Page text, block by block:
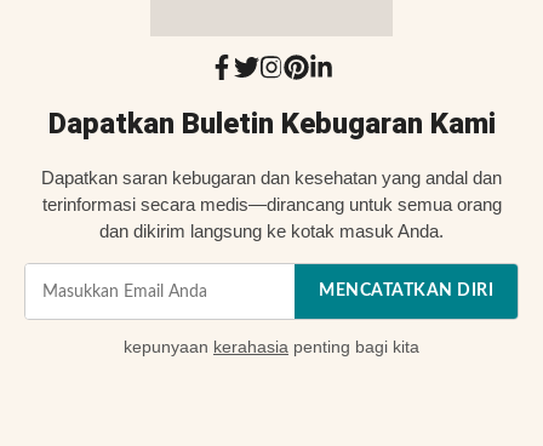
Dapatkan Buletin Kebugaran Kami
Dapatkan saran kebugaran dan kesehatan yang andal dan
terinformasi secara medis—dirancang untuk semua orang
dan dikirim langsung ke kotak masuk Anda.
MENCATATKAN DIRI
kepunyaan kerahasia penting bagi kita